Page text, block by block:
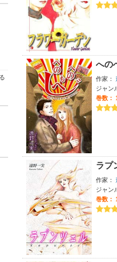
への
作家：
ジャン
巻数：
ラプ
作家：
ジャン
巻数：